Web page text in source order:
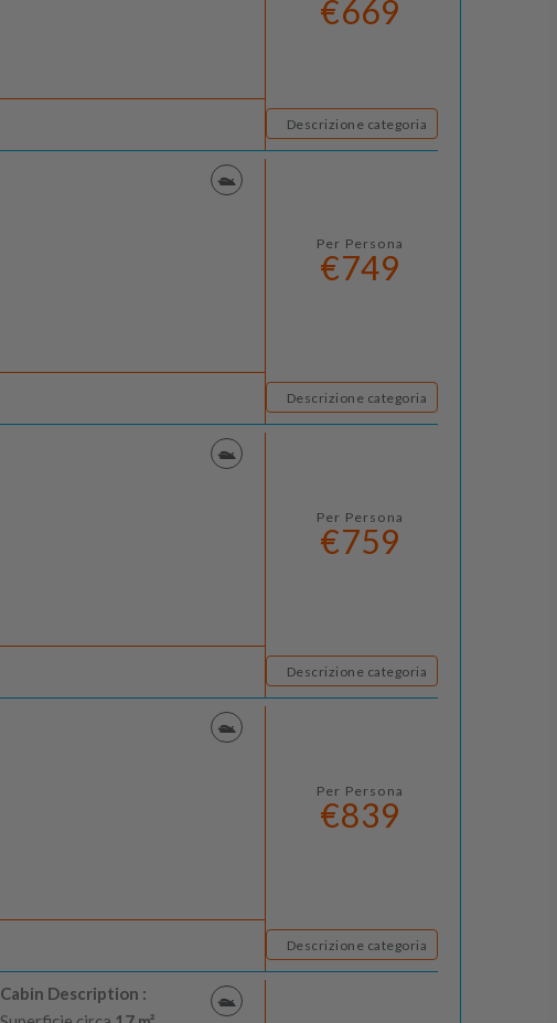
€669
Descrizione categoria
Per Persona
€749
Descrizione categoria
Per Persona
€759
Descrizione categoria
Per Persona
€839
Descrizione categoria
Cabin Description :